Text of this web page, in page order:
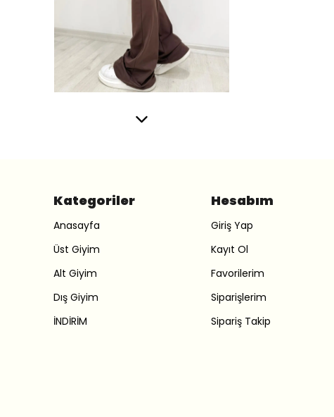
Kategoriler
Anasayfa
Üst Giyim
Alt Giyim
Dış Giyim
İNDİRİM
Hesabım
Giriş Yap
Kayıt Ol
Favorilerim
Siparişlerim
Sipariş Takip